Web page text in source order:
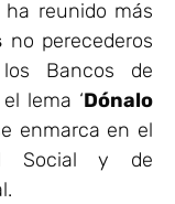
ha reunido más
no perecederos
Bancos de
lema ‘Dónalo
enmarca en el
Social y de